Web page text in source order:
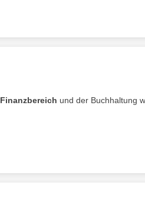
Finanzbereich und der Buchhaltung